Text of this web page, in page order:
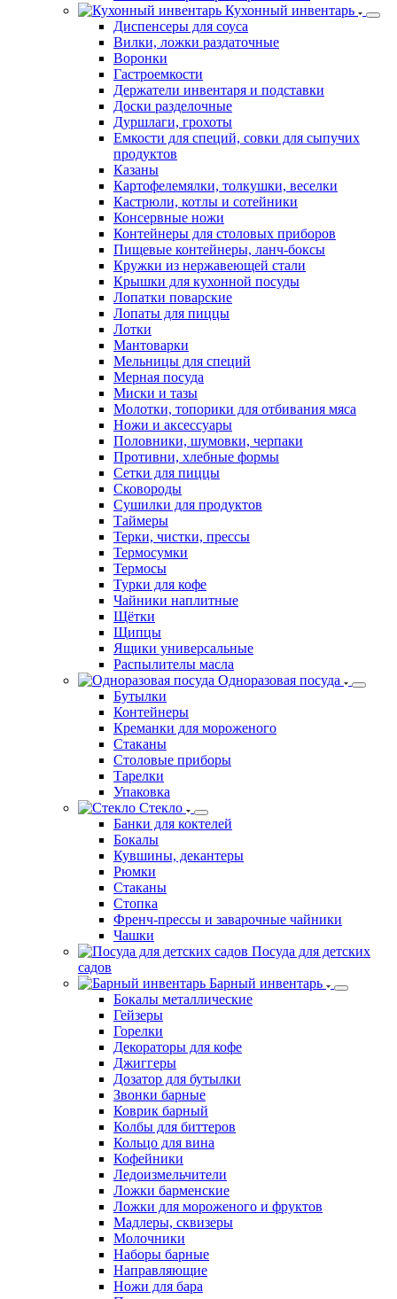
Кухонный инвентарь
Диспенсеры для соуса
Вилки, ложки раздаточные
Воронки
Гастроемкости
Держатели инвентаря и подставки
Доски разделочные
Дуршлаги, грохоты
Емкости для специй, совки для сыпучих
продуктов
Казаны
Картофелемялки, толкушки, веселки
Кастрюли, котлы и сотейники
Консервные ножи
Контейнеры для столовых приборов
Пищевые контейнеры, ланч-боксы
Кружки из нержавеющей стали
Крышки для кухонной посуды
Лопатки поварские
Лопаты для пиццы
Лотки
Мантоварки
Мельницы для специй
Мерная посуда
Миски и тазы
Молотки, топорики для отбивания мяса
Ножи и аксессуары
Половники, шумовки, черпаки
Противни, хлебные формы
Сетки для пиццы
Сковороды
Сушилки для продуктов
Таймеры
Терки, чистки, прессы
Термосумки
Термосы
Турки для кофе
Чайники наплитные
Щётки
Щипцы
Ящики универсальные
Распылителы масла
Одноразовая посуда
Бутылки
Контейнеры
Креманки для мороженого
Стаканы
Столовые приборы
Тарелки
Упаковка
Стекло
Банки для коктелей
Бокалы
Кувшины, декантеры
Рюмки
Стаканы
Стопка
Френч-прессы и заварочные чайники
Чашки
Посуда для детских
садов
Барный инвентарь
Бокалы металлические
Гейзеры
Горелки
Декораторы для кофе
Джиггеры
Дозатор для бутылки
Звонки барные
Коврик барный
Колбы для биттеров
Кольцо для вина
Кофейники
Ледоизмельчители
Ложки барменские
Ложки для мороженого и фруктов
Мадлеры, сквизеры
Молочники
Наборы барные
Направляющие
Ножи для бара